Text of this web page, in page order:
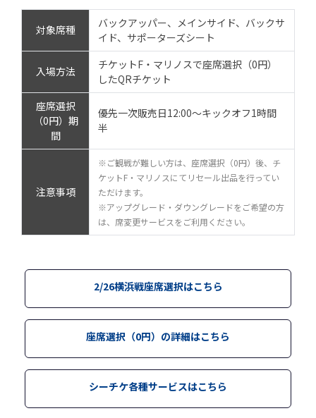
対象席種
バックアッパー、メインサイド、バックサ
イド、サポーターズシート
入場方法
チケットF・マリノスで座席選択（0円）
したQRチケット
座席選択
（0円）期
間
優先一次販売日12:00～キックオフ1時間
半
注意事項
※ご観戦が難しい方は、座席選択（0円）後、チ
ケットF・マリノスにてリセール出品を行ってい
ただけます。
※アップグレード・ダウングレードをご希望の方
は、席変更サービスをご利用ください。
2/26横浜戦座席選択はこちら
座席選択（0円）の詳細はこちら
シーチケ各種サービスはこちら